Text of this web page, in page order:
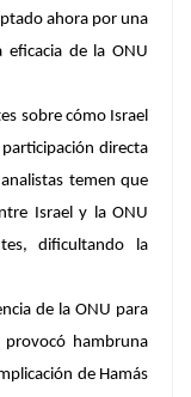
ahora por una
de la ONU
sobre cómo Israel
directa
temen que
Israel y la ONU
dificultando la
de la ONU para
hambruna
de Hamás